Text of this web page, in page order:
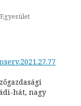
hát, nagy